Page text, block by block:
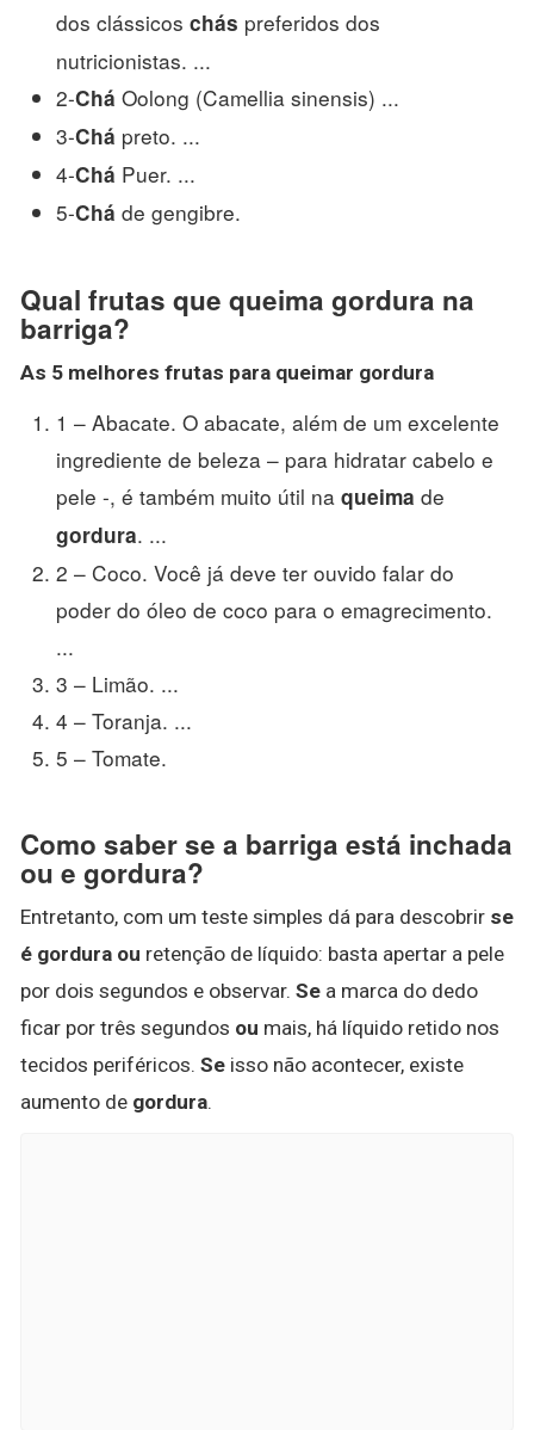
dos clássicos chás preferidos dos
nutricionistas. ...
2-Chá Oolong (Camellia sinensis) ...
3-Chá preto. ...
4-Chá Puer. ...
5-Chá de gengibre.
Qual frutas que queima gordura na
barriga?
As 5 melhores frutas para queimar gordura
1 – Abacate. O abacate, além de um excelente
ingrediente de beleza – para hidratar cabelo e
pele -, é também muito útil na queima de
gordura. ...
2 – Coco. Você já deve ter ouvido falar do
poder do óleo de coco para o emagrecimento.
...
3 – Limão. ...
4 – Toranja. ...
5 – Tomate.
Como saber se a barriga está inchada
ou e gordura?
Entretanto, com um teste simples dá para descobrir se
é gordura ou retenção de líquido: basta apertar a pele
por dois segundos e observar. Se a marca do dedo
ficar por três segundos ou mais, há líquido retido nos
tecidos periféricos. Se isso não acontecer, existe
aumento de gordura.